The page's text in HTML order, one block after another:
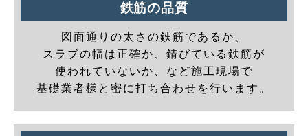
鉄筋の品質
図面通りの太さの鉄筋であるか、
スラブの幅は正確か、錆びている鉄筋が
使われていないか、など施工現場で
基礎業者様と密に打ち合わせを行います。